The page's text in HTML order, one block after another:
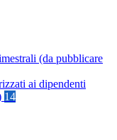
(da pubblicare
ai dipendenti
14